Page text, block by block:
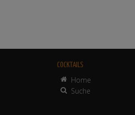
COCKTAILS
Home
Suche